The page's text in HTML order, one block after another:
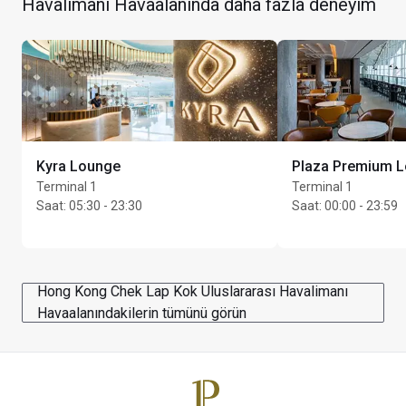
Batı Salonu
Dinlenme salonu Doğu Salonu’ndan giden yolcular için de
Servisle veya 10-15 dakikalık yürüme ile erişilebilir.
Lütfen, gidiş kapısına geri dönmek için yeterli zaman
ayırın.
kullanılmasına izin verilmektedir
Kart sahibi başına en fazla Unlimited konuk
Havalimanı Havaalanında daha fazla deneyim
Kyra Lounge
Terminal 1
Saat: 05:30 - 23:30
Plaza Premium
Terminal 1
Saat: 00:00 - 23:59
Hong Kong Chek Lap Kok Uluslararası Havalimanı
Havaalanındakilerin tümünü görün